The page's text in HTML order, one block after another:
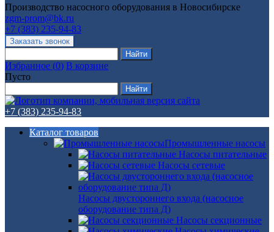
Производство насосного оборудования в Новосибирске
zgm-prom@bk.ru
+7 (383) 235-94-83
Избранное (0) В корзине
Пусто
+7 (383) 235-94-83
Каталог товаров
Промышленные насосы
Насосы питательные
Насосы сетевые
Насосы двустороннего входа (насосное
оборудование типа Д)
Насосы секционные